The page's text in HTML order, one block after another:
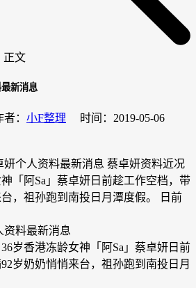
正文
新消息
者： 小F整理
时间：2019-05-06
妍个人资料最新消息 蔡卓妍资料近况
「阿Sa」蔡卓妍日前趁工作空档，带
，祖孙跑到南投日月潭度假。 日前
资料最新消息
岁香港冻龄女神「阿Sa」蔡卓妍日前
岁奶奶悄悄来台，祖孙跑到南投日月